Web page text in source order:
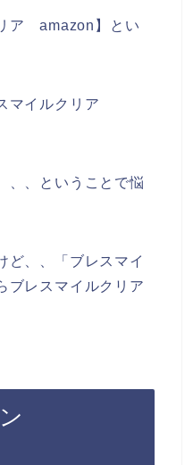
ア amazon】とい
マイルクリア
、、ということで悩
ど、、「ブレスマイ
ブレスマイルクリア